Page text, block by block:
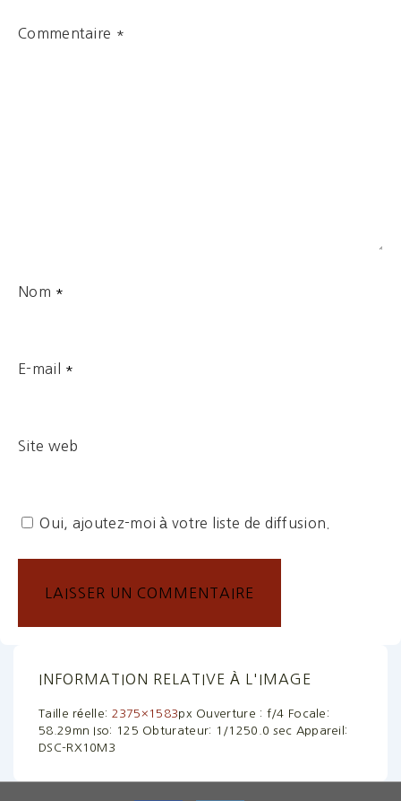
Commentaire *
Nom *
E-mail *
Site web
Oui, ajoutez-moi à votre liste de diffusion.
INFORMATION RELATIVE À L'IMAGE
Taille réelle: 2375×1583px Ouverture : f/4 Focale:
58.29mn Iso: 125 Obturateur: 1/1250.0 sec Appareil:
DSC-RX10M3